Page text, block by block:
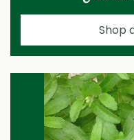
Shop